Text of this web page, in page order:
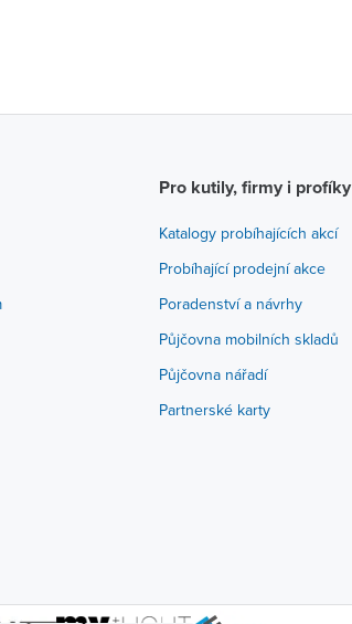
Pro kutily, firmy i profíky
Katalogy probíhajících akcí
Probíhající prodejní akce
Poradenství a návrhy
Půjčovna mobilních skladů
Půjčovna nářadí
Partnerské karty